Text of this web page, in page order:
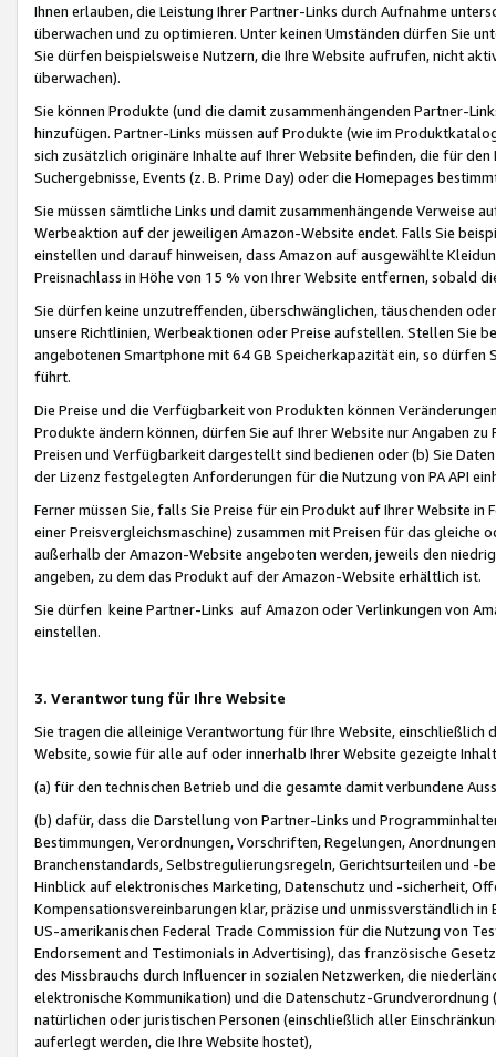
Ihnen erlauben, die Leistung Ihrer Partner-Links durch Aufnahme
überwachen und zu optimieren. Unter keinen Umständen dürfen Sie
Sie dürfen beispielsweise Nutzern, die Ihre Website aufrufen, nicht
überwachen).
Sie können Produkte (und die damit zusammenhängenden Partner-
hinzufügen. Partner-Links müssen auf Produkte (wie im
sich zusätzlich originäre Inhalte auf Ihrer Website befinden, die für
Suchergebnisse, Events (z. B. Prime Day) oder die Homepages
Sie müssen sämtliche Links und damit zusammenhängende
Werbeaktion auf der jeweiligen Amazon-Website endet. Falls Sie
einstellen und darauf hinweisen, dass Amazon auf ausgewählte
Preisnachlass in Höhe von 15 % von Ihrer Website entfernen, sobald
Sie dürfen keine unzutreffenden, überschwänglichen, täuschenden
unsere Richtlinien, Werbeaktionen oder Preise aufstellen. Stellen Sie
angebotenen Smartphone mit 64 GB Speicherkapazität ein, so dürfen
führt.
Die Preise und die Verfügbarkeit von Produkten können
Produkte ändern können, dürfen Sie auf Ihrer Website nur Angaben
Preisen und Verfügbarkeit dargestellt sind bedienen oder (b) Sie
der Lizenz festgelegten Anforderungen für die Nutzung von PA API
Ferner müssen Sie, falls Sie Preise für ein Produkt auf Ihrer Website
einer Preisvergleichsmaschine) zusammen mit Preisen für das
außerhalb der Amazon-Website angeboten werden, jeweils den
angeben, zu dem das Produkt auf der Amazon-Website erhältlich ist.
Sie dürfen keine Partner-Links auf Amazon oder Verlinkungen von
einstellen.
3. Verantwortung für Ihre Website
Sie tragen die alleinige Verantwortung für Ihre Website,
Website, sowie für alle auf oder innerhalb Ihrer Website gezeigte
(a) für den technischen Betrieb und die gesamte damit verbundene
(b) dafür, dass die Darstellung von Partner-Links und
Bestimmungen, Verordnungen, Vorschriften, Regelungen,
Branchenstandards, Selbstregulierungsregeln, Gerichtsurteilen und -
Hinblick auf elektronisches Marketing, Datenschutz und -sicherheit,
Kompensationsvereinbarungen klar, präzise und unmissverständlich
US-amerikanischen Federal Trade Commission für die Nutzung von
Endorsement and Testimonials in Advertising), das französische
des Missbrauchs durch Influencer in sozialen Netzwerken, die
elektronische Kommunikation) und die Datenschutz-
natürlichen oder juristischen Personen (einschließlich aller
auferlegt werden, die Ihre Website hostet),